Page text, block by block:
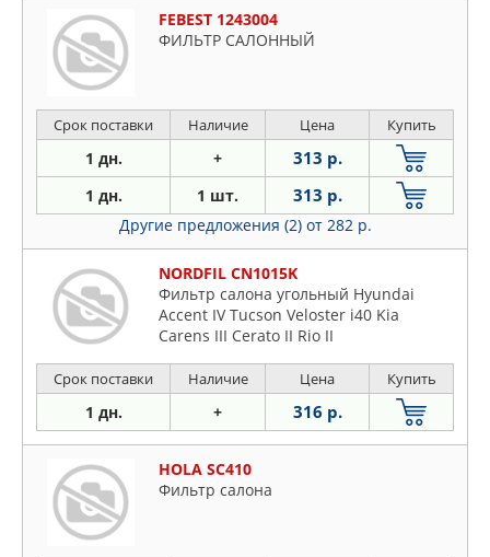
FEBEST 1243004
ФИЛЬТР САЛОННЫЙ
Срок поставки Наличие Цена Купить
1 дн. + 313 р.
1 дн. 1 шт. 313 р.
Другие предложения (2) от 282 р.
NORDFIL CN1015K
Фильтр салона угольный Hyundai
Accent IV Tucson Veloster i40 Kia
Carens III Cerato II Rio II
Срок поставки Наличие Цена Купить
1 дн. + 316 р.
HOLA SC410
Фильтр салона